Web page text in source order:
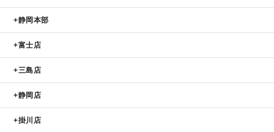
静岡本部
富士店
三島店
静岡店
掛川店